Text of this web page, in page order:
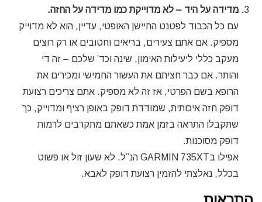
מדידה על היד – לא מדוייקת כמו מדידה על החזה.
עם כל הכבוד לפטנט החיישן האופטי, עדיין, הוא לא מדוייק
מספיק. אם אתם צעירים, בריאים וחטובים או רק רוצים
מעקב כללי ליעילות האימון, שינה וכד’ שלכם – זה די
והותר. אם כבר חציתם את העשור החמישי ומכירים את
הרופא בשם הפרטי, אז זה לא מספיק. אתם צריכים רצועת
דופק חזה איכותית, שמודדת דופק באופן רציף ומדוייק, כך
שתקבלו התראה בזמן אמת כשאתם מתקרבים לרמות
דופק מסוכנות.
אפילו בGARMIN 735XT הנ”ל. לא שעון זול או פשוט
בכלל, נאלצתי להזמין רצועת דופק לאבא.